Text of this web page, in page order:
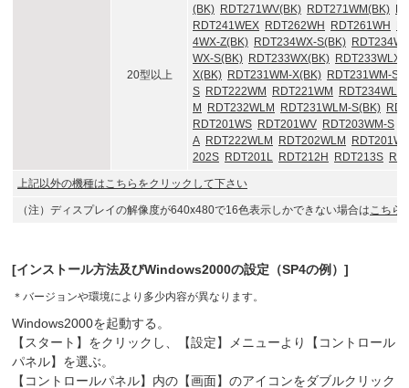
20型以上
(BK) RDT271WV(BK) RDT271WM(BK)
RDT241WEX RDT262WH RDT261WH
4WX-Z(BK) RDT234WX-S(BK)
WX-S(BK) RDT233WX(BK)
X(BK) RDT231WM-X(BK) RDT231WM-S
S RDT222WM RDT221WM
M
RDT232WLM RDT231WLM-S(BK)
RDT201WS RDT201WV RDT203WM-S
A RDT222WLM RDT202WLM
202S RDT201L RDT212H RDT213S
上記以外の機種はこちらをクリックして下さい
（注）ディスプレイの解像度が640x480で16色表示しかできない場合はこちら
[インストール方法及びWindows2000の設定（SP4の例）]
＊ バージョンや環境により多少内容が異なります。
Windows2000を起動する。
【スタート】をクリックし、【設定】メニューより【コントロール
パネル】を選ぶ。
【コントロールパネル】内の【画面】のアイコンをダブルクリック